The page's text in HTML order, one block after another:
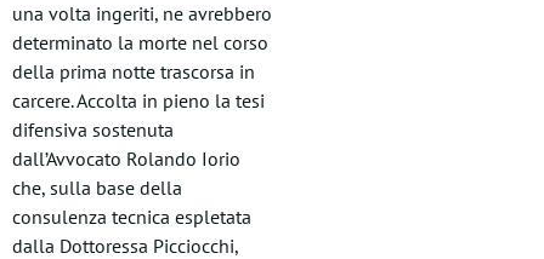
una volta ingeriti, ne avrebbero
determinato la morte nel corso
della prima notte trascorsa in
carcere. Accolta in pieno la tesi
difensiva sostenuta
dall’Avvocato Rolando Iorio
che, sulla base della
consulenza tecnica espletata
dalla Dottoressa Picciocchi,